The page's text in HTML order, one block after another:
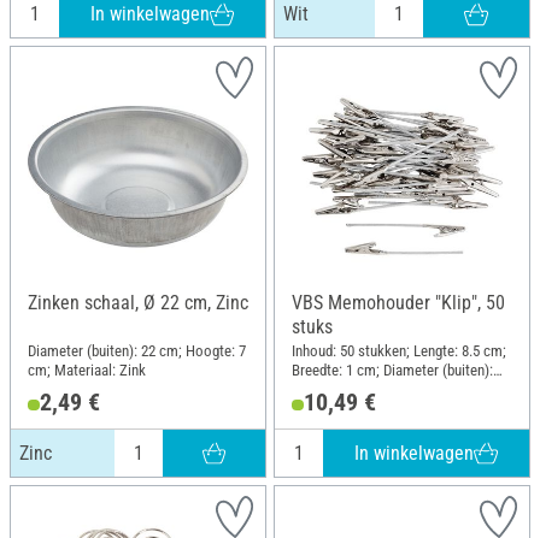
In winkelwagen Wit
Zinken schaal, Ø 22 cm, Zinc
Diameter (buiten): 22 cm; Hoogte: 7
cm; Materiaal: Zink
2,49 €
Zinc
VBS Memohouder "Klip", 50
stuks
Inhoud: 50 stukken; Lengte: 8.5 cm;
Breedte: 1 cm; Diameter (buiten):
0.19 cm; Materiaal: Metaal
10,49 €
In winkelwagen